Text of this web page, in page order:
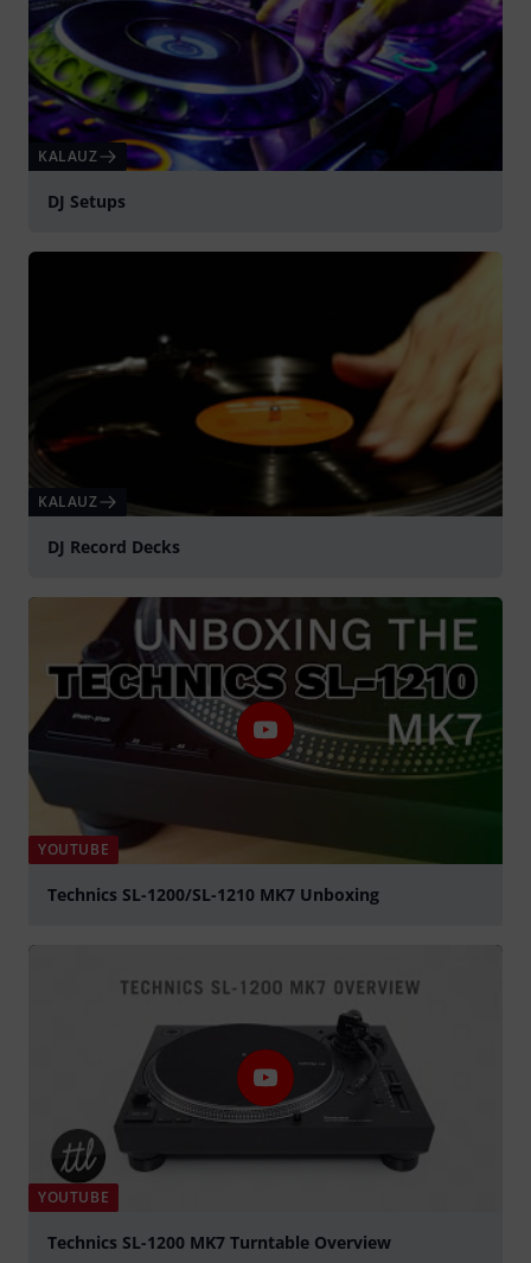
KALAUZ
DJ Setups
KALAUZ
DJ Record Decks
YOUTUBE
Technics SL-1200/SL-1210 MK7 Unboxing
YOUTUBE
Technics SL-1200 MK7 Turntable Overview